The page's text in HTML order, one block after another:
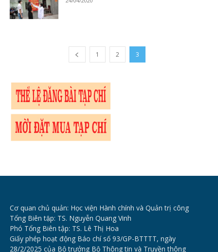
1 2 3
Cơ quan chủ quản: Học viện Hành chính và Quản trị công
Tổng Biên tập: TS. Nguyễn Quang Vinh
Phó Tổng Biên tập: TS. Lê Thị Hoa
Giấy phép hoạt động Báo chí số 93/GP-BTTTT, ngày
28/2/2025 của Bộ trưởng Bộ Thông tin và Truyền thông